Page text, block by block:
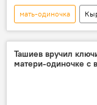
мать-одиночка
квартира
Камчыбек Ташиев
Ташиев вручил
матери-одиночке с